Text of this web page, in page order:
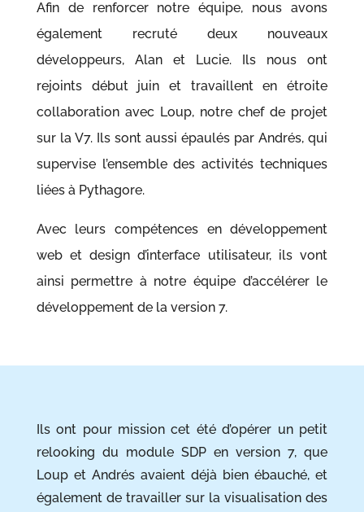
Afin de renforcer notre équipe, nous avons
également recruté deux nouveaux
développeurs, Alan et Lucie. Ils nous ont
rejoints début juin et travaillent en étroite
collaboration avec Loup, notre chef de projet
sur la V7. Ils sont aussi épaulés par Andrés, qui
supervise l’ensemble des activités techniques
liées à Pythagore.
Avec leurs compétences en développement
web et design d’interface utilisateur, ils vont
ainsi permettre à notre équipe d’accélérer le
développement de la version 7.
Ils ont pour mission cet été d’opérer un petit
relooking du module SDP en version 7, que
Loup et Andrés avaient déjà bien ébauché, et
également de travailler sur la visualisation des